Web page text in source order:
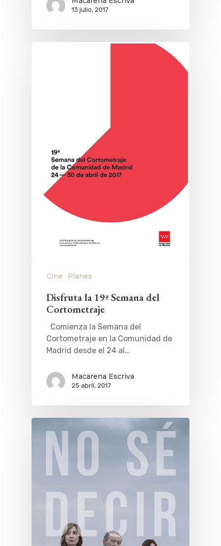
13 julio, 2017
Cine Planes
Disfruta la 19ª Semana del
Cortometraje
Comienza la Semana del
Cortometraje en la Comunidad de
Madrid desde el 24 al…
Macarena Escriva
25 abril, 2017